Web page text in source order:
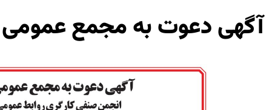
آگهی دعوت به مجمع عمومی